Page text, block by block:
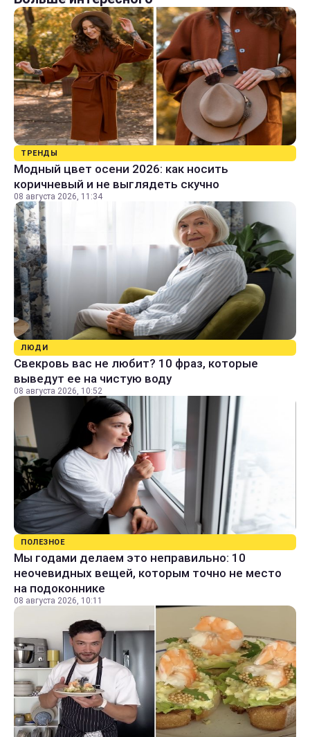
ТРЕНДЫ
Модный цвет осени 2026: как носить
коричневый и не выглядеть скучно
08 августа 2026, 11:34
ЛЮДИ
Свекровь вас не любит? 10 фраз, которые
выведут ее на чистую воду
08 августа 2026, 10:52
ПОЛЕЗНОЕ
Мы годами делаем это неправильно: 10
неочевидных вещей, которым точно не место
на подоконнике
08 августа 2026, 10:11